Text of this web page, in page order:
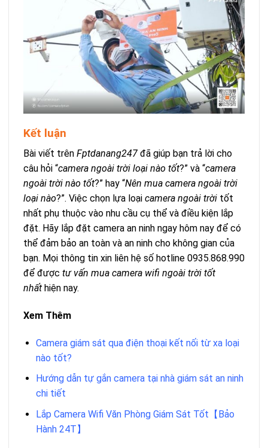
Kết luận
Bài viết trên Fptdanang247 đã giúp bạn trả lời cho
câu hỏi “camera ngoài trời loại nào tốt?” và “camera
ngoài trời nào tốt?” hay “Nên mua camera ngoài trời
loại nào?”. Việc chọn lựa loại camera ngoài trời tốt
nhất phụ thuộc vào nhu cầu cụ thể và điều kiện lắp
đặt. Hãy lắp đặt camera an ninh ngay hôm nay để có
thể đảm bảo an toàn và an ninh cho không gian của
bạn. Mọi thông tin xin liên hệ số hotline 0935.868.990
để được tư vấn mua camera wifi ngoài trời tốt
nhất hiện nay.
Xem Thêm
Camera giám sát qua điện thoại kết nối từ xa loại
nào tốt?
Hướng dẫn tự gắn camera tại nhà giám sát an ninh
chi tiết
Lắp Camera Wifi Văn Phòng Giám Sát Tốt【Bảo
Hành 24T】